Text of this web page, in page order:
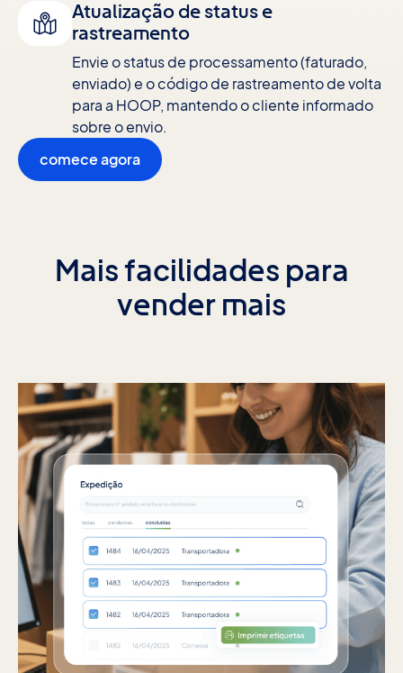
Atualização de status e
rastreamento
Envie o status de processamento (faturado,
enviado) e o código de rastreamento de volta
para a HOOP, mantendo o cliente informado
sobre o envio.
comece agora
Mais facilidades para
vender mais